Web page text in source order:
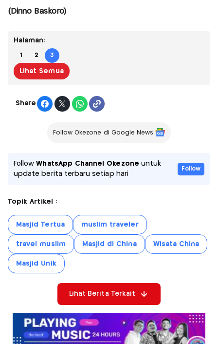
(Dinno Baskoro)
Halaman:
1 2 3
Lihat Semua
Share
Follow Okezone di Google News
FollowWhatsApp Channel Okezone untuk
update berita terbaru setiap hari
Follow
Topik Artikel :
Masjid Tertua muslim traveler
travel muslim Masjid di China Wisata China
Masjid Unik
Lihat Berita Terkait